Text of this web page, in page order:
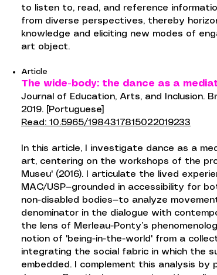
to listen to, read, and reference
from diverse perspectives, thereby
knowledge and eliciting new modes of
art object.
Article
The wide-body: the dance as a
Journal of Education, Arts, and Inclusion.
2019. [Portuguese]
Read: 10.5965/1984317815022019233
In this article, I investigate dance as a
art, centering on the workshops of the
Museu' (2016). I articulate the lived
MAC/USP—grounded in accessibility for
non-disabled bodies—to analyze
denominator in the dialogue with
the lens of Merleau-Ponty’s
notion of 'being-in-the-world' from a
integrating the social fabric in which the
embedded. I complement this analysis by